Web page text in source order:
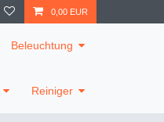
0,00 EUR
Beleuchtung
Reiniger